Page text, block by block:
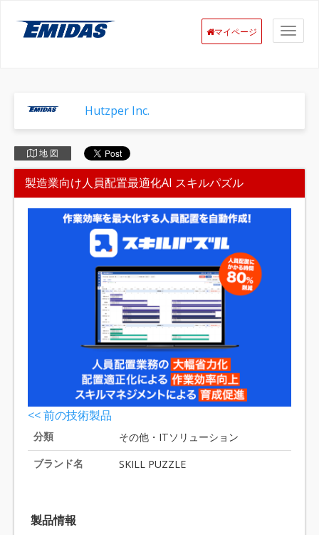
マイページ
Hutzper Inc.
地 図
製造業向け人員配置最適化AI スキルパズル
<< 前の技術製品
分類
その他・ITソリューション
ブランド名
SKILL PUZZLE
製品情報